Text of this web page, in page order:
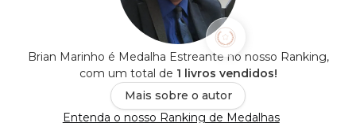
Brian Marinho é Medalha Estreante no nosso Ranking,
com um total de 1 livros vendidos!
Mais sobre o autor
Entenda o nosso Ranking de Medalhas